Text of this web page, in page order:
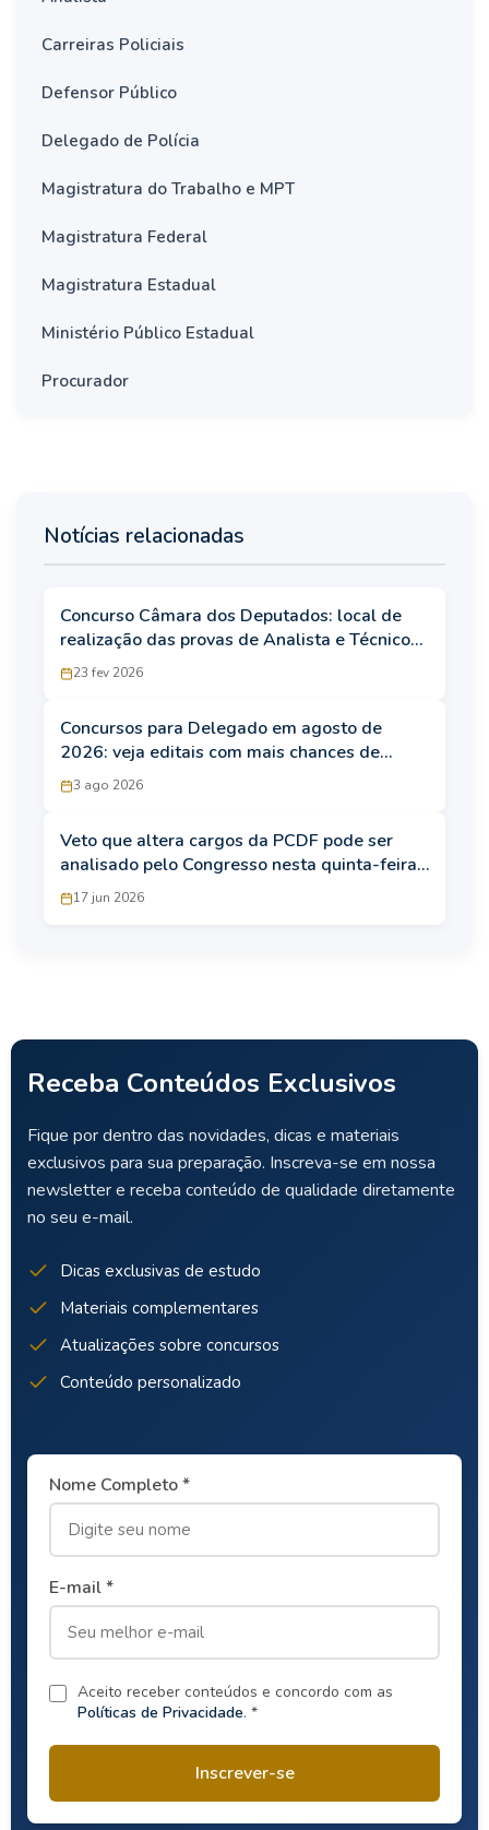
Carreiras Policiais
Defensor Público
Delegado de Polícia
Magistratura do Trabalho e MPT
Magistratura Federal
Magistratura Estadual
Ministério Público Estadual
Procurador
Notícias relacionadas
Concurso Câmara dos Deputados: local de
realização das provas de Analista e Técnico
Legislativo será divulgado em 27/2
23 fev 2026
Concursos para Delegado em agosto de
2026: veja editais com mais chances de
publicação
3 ago 2026
Veto que altera cargos da PCDF pode ser
analisado pelo Congresso nesta quinta-feira
(18)
17 jun 2026
Receba Conteúdos Exclusivos
Fique por dentro das novidades, dicas e materiais
exclusivos para sua preparação. Inscreva-se em nossa
newsletter e receba conteúdo de qualidade diretamente
no seu e-mail.
Dicas exclusivas de estudo
Materiais complementares
Atualizações sobre concursos
Conteúdo personalizado
Nome Completo *
E-mail *
Aceito receber conteúdos e concordo com as
Políticas de Privacidade. *
Inscrever-se